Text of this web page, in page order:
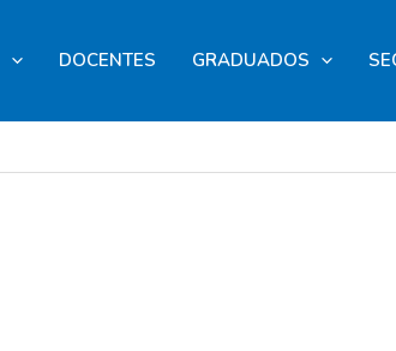
DOCENTES GRADUADOS